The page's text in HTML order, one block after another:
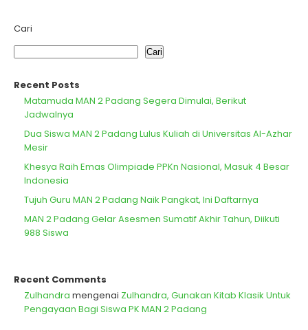
Cari
Cari
Recent Posts
Matamuda MAN 2 Padang Segera Dimulai, Berikut
Jadwalnya
Dua Siswa MAN 2 Padang Lulus Kuliah di Universitas Al-Azhar
Mesir
Khesya Raih Emas Olimpiade PPKn Nasional, Masuk 4 Besar
Indonesia
Tujuh Guru MAN 2 Padang Naik Pangkat, Ini Daftarnya
MAN 2 Padang Gelar Asesmen Sumatif Akhir Tahun, Diikuti
988 Siswa
Recent Comments
Zulhandra mengenai Zulhandra, Gunakan Kitab Klasik Untuk
Pengayaan Bagi Siswa PK MAN 2 Padang